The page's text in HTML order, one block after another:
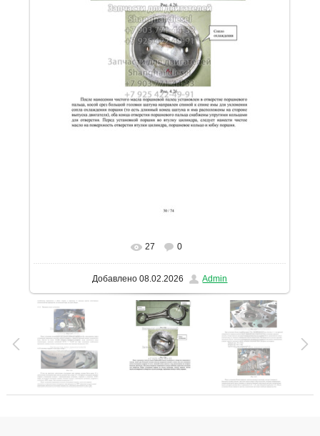
В реальном размере 1131x1600
27 0
Добавлено 08.02.2026 Admin